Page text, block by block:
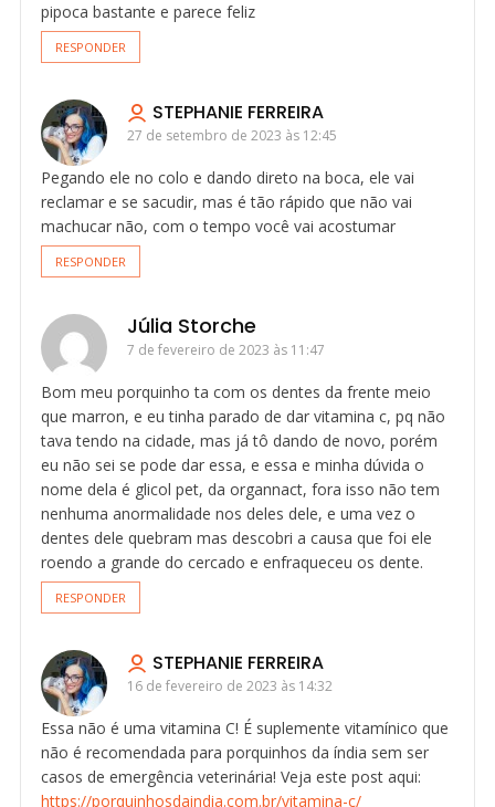
pipoca bastante e parece feliz
RESPONDER
STEPHANIE FERREIRA
27 de setembro de 2023 às 12:45
Pegando ele no colo e dando direto na boca, ele vai
reclamar e se sacudir, mas é tão rápido que não vai
machucar não, com o tempo você vai acostumar
RESPONDER
Júlia Storche
7 de fevereiro de 2023 às 11:47
Bom meu porquinho ta com os dentes da frente meio
que marron, e eu tinha parado de dar vitamina c, pq não
tava tendo na cidade, mas já tô dando de novo, porém
eu não sei se pode dar essa, e essa e minha dúvida o
nome dela é glicol pet, da organnact, fora isso não tem
nenhuma anormalidade nos deles dele, e uma vez o
dentes dele quebram mas descobri a causa que foi ele
roendo a grande do cercado e enfraqueceu os dente.
RESPONDER
STEPHANIE FERREIRA
16 de fevereiro de 2023 às 14:32
Essa não é uma vitamina C! É suplemente vitamínico que
não é recomendada para porquinhos da índia sem ser
casos de emergência veterinária! Veja este post aqui:
https://porquinhosdaindia.com.br/vitamina-c/